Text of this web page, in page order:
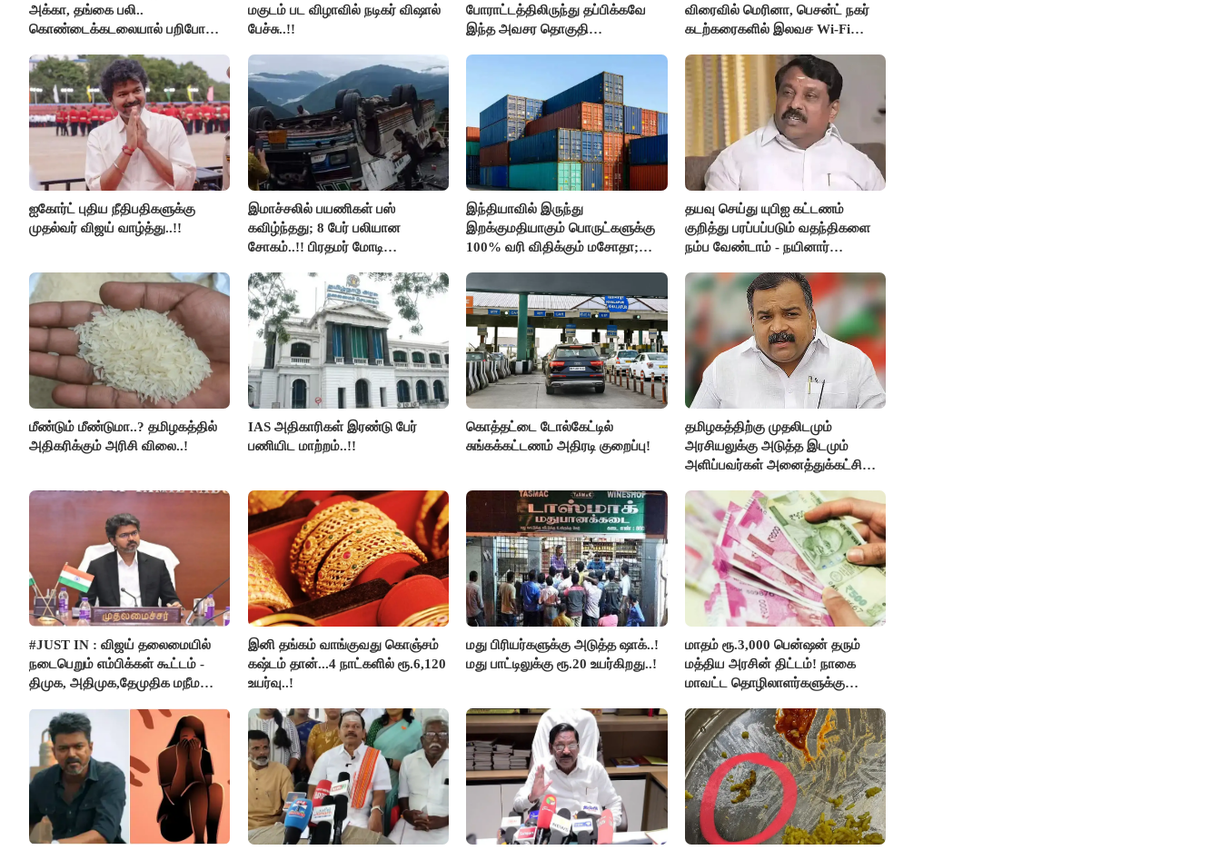
அக்கா, தங்கை பலி..
கொண்டைக்கடலையால் பறிபோன
மகுடம் பட விழாவில் நடிகர் விஷால்
பேச்சு..!!
போராட்டத்திலிருந்து தப்பிக்கவே
இந்த அவசர தொகுதி
விரைவில் மெரினா, பெசன்ட் நகர்
கடற்கரைகளில் இலவச Wi-Fi
ஐகோர்ட் புதிய நீதிபதிகளுக்கு
முதல்வர் விஜய் வாழ்த்து..!!
இமாச்சலில் பயணிகள் பஸ்
கவிழ்ந்தது; 8 பேர் பலியான
சோகம்..!! பிரதமர் மோடி
இந்தியாவில் இருந்து
இறக்குமதியாகும் பொருட்களுக்கு
100% வரி விதிக்கும் மசோதா;
தயவு செய்து யுபிஐ கட்டணம்
குறித்து பரப்பப்படும் வதந்திகளை
நம்ப வேண்டாம் - நயினார்
மீண்டும் மீண்டுமா..? தமிழகத்தில்
அதிகரிக்கும் அரிசி விலை..!
IAS அதிகாரிகள் இரண்டு பேர்
பணியிட மாற்றம்..!!
கொத்தட்டை டோல்கேட்டில்
சுங்கக்கட்டணம் அதிரடி குறைப்பு!
தமிழகத்திற்கு முதலிடமும்
அரசியலுக்கு அடுத்த இடமும்
அளிப்பவர்கள் அனைத்துக்கட்சி
- மாணிக்கம் தாகூர்..!!
#JUST IN : விஜய் தலைமையில்
நடைபெறும் எம்பிக்கள் கூட்டம் -
திமுக, அதிமுக,தேமுதிக மநீம
இனி தங்கம் வாங்குவது கொஞ்சம்
கஷ்டம் தான்...4 நாட்களில் ரூ.6,120
உயர்வு..!
மது பிரியர்களுக்கு அடுத்த ஷாக்..!
மது பாட்டிலுக்கு ரூ.20 உயர்கிறது..!
மாதம் ரூ.3,000 பென்ஷன் தரும்
மத்திய அரசின் திட்டம்! நாகை
மாவட்ட தொழிலாளர்களுக்கு
செய்தி!